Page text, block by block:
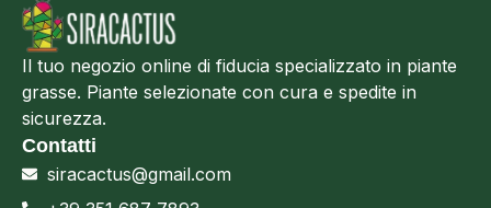
Il tuo negozio online di fiducia specializzato in piante
grasse. Piante selezionate con cura e spedite in
sicurezza.
Contatti
siracactus@gmail.com